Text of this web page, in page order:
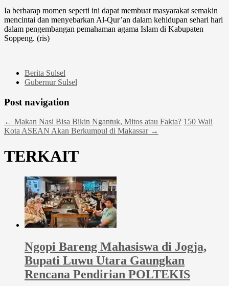
Ia berharap momen seperti ini dapat membuat masyarakat semakin
mencintai dan menyebarkan Al-Qur’an dalam kehidupan sehari hari
dalam pengembangan pemahaman agama Islam di Kabupaten
Soppeng. (ris)
Berita Sulsel
Gubernur Sulsel
Post navigation
← Makan Nasi Bisa Bikin Ngantuk, Mitos atau Fakta? 150 Wali
Kota ASEAN Akan Berkumpul di Makassar →
TERKAIT
Ngopi Bareng Mahasiswa di Jogja,
Bupati Luwu Utara Gaungkan
Rencana Pendirian POLTEKIS